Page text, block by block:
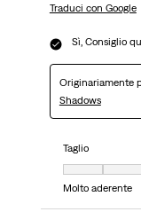
Traduci con Google
Sì, Consiglio
Originariamente
Shadows
Taglio
Taglio, 4 su 7,
Molto aderente